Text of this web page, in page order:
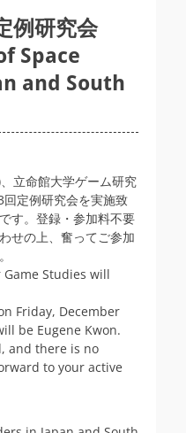
例研究会
Space
and South
立命館大学ゲーム研究
定例研究会を実施致
す。登録・参加料不要
せの上、奮ってご参加
Studies will
Friday, December
be Eugene Kwon.
and there is no
to your active